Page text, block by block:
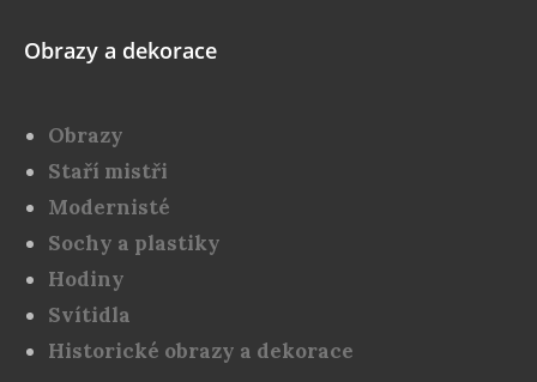
Obrazy a dekorace
Obrazy
Staří mistři
Modernisté
Sochy a plastiky
Hodiny
Svítidla
Historické obrazy a dekorace